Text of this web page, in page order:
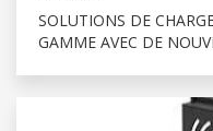
SOLUTIONS DE
GAMME AVEC DE